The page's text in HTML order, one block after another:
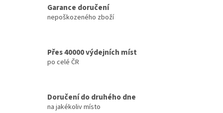
Garance doručení
nepoškozeného zboží
Přes 40000 výdejních míst
po celé ČR
Doručení do druhého dne
na jakékoliv místo